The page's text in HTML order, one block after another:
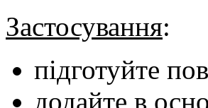
Застосування:
підготуйте
додайте в